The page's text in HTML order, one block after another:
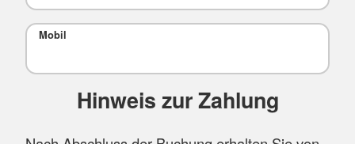
Mobil
Hinweis zur Zahlung